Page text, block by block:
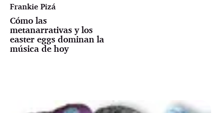
Frankie Pizá
Cómo las
metanarrativas y los
easter eggs dominan la
música de hoy